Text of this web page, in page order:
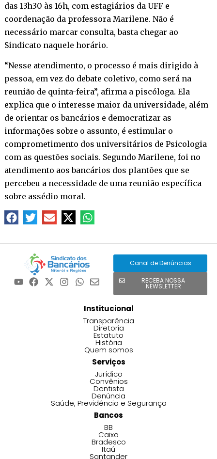
das 13h30 às 16h, com estagiários da UFF e
coordenação da professora Marilene. Não é
necessário marcar consulta, basta chegar ao
Sindicato naquele horário.
“Nesse atendimento, o processo é mais dirigido à
pessoa, em vez do debate coletivo, como será na
reunião de quinta-feira”, afirma a piscóloga. Ela
explica que o interesse maior da universidade, além
de orientar os bancários e democratizar as
informações sobre o assunto, é estimular o
comprometimento dos universitários de Psicologia
com as questões sociais. Segundo Marilene, foi no
atendimento aos bancários dos plantões que se
percebeu a necessidade de uma reunião específica
sobre assédio moral.
Canal de Denúncias
RECEBA NOSSA
NEWSLETTER
Institucional
Transparência
Diretoria
Estatuto
História
Quem somos
Serviços
Jurídico
Convênios
Dentista
Denúncia
Saúde, Previdência e Segurança
Bancos
BB
Caixa
Bradesco
Itaú
Santander